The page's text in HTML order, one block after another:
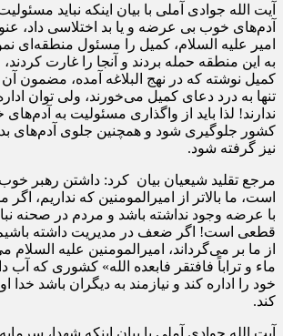
آیت الله جوادی آملی با بیان اینکه نباید
آدم‌های خوب بی عرضه و یا بد اختلاسی داد،
امیر علیه السلام، کمیل را مسئول منطقه‌ای
به این منطقه حمله بردند و آنجا را غارت
کمیل نوشته که در نهج البلاغه آمده، مضمون
تنها به درد دعای کمیل می‌خورند، ولی توان
ندارند! لذا باید از واگذاری مسئولیت به
کشور جلوگیری شود و همچنین جلوی آدم‌های
نیز گرفته شود.
مرجع تقلید شیعیان بیان کرد: داشتن رهبر
است، ما بالاتر از امیرالمومنین که نداریم، اگر
با عرضه وجود نداشته باشد و مردم در صحنه
قطعی است! اگر ضعف در مدیریت داشته باشیم
از ما بر می‌گرداند، امیرالمومنین علیه
ماء و تراباً فافتقر فابعده الله» کشوری که آب
خود را اداره کند و نیازمند به دیگران باشد خدا
کند.
آیت الله جوادی آملی با بیان اینکه شهدا،